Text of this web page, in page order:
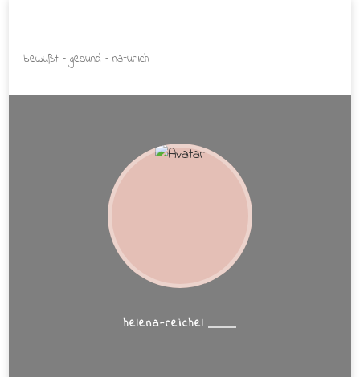
bewußt – gesund – natürlich
helena-reichel